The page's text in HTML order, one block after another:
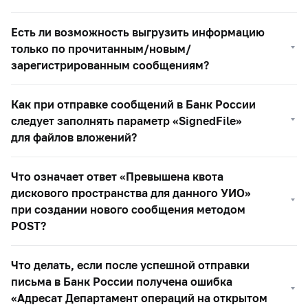
Есть ли возможность выгрузить информацию
только по прочитанным/новым/
зарегистрированным сообщениям?
Как при отправке сообщений в Банк России
следует заполнять параметр «SignedFile»
для файлов вложений?
Что означает ответ «Превышена квота
дискового пространства для данного УИО»
при создании нового сообщения методом
POST?
Что делать, если после успешной отправки
письма в Банк России получена ошибка
«Адресат Департамент операций на открытом